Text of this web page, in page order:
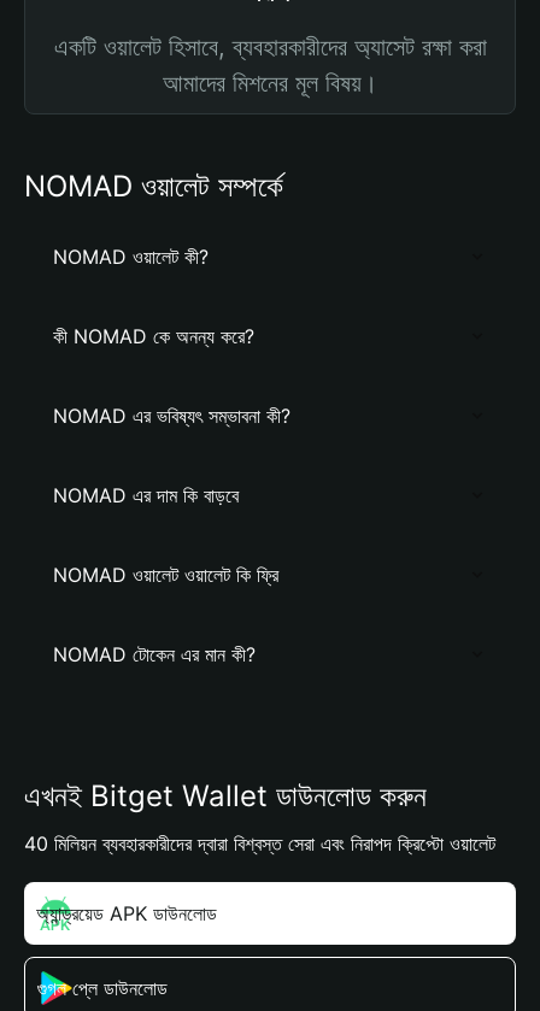
একটি ওয়ালেট হিসাবে, ব্যবহারকারীদের অ্যাসেট রক্ষা করা
আমাদের মিশনের মূল বিষয়।
NOMAD ওয়ালেট সম্পর্কে
NOMAD ওয়ালেট কী?
কী NOMAD কে অনন্য করে?
NOMAD এর ভবিষ্যৎ সম্ভাবনা কী?
NOMAD এর দাম কি বাড়বে
NOMAD ওয়ালেট ওয়ালেট কি ফ্রি
NOMAD টোকেন এর মান কী?
এখনই Bitget Wallet ডাউনলোড করুন
40 মিলিয়ন ব্যবহারকারীদের দ্বারা বিশ্বস্ত সেরা এবং নিরাপদ ক্রিপ্টো ওয়ালেট
অ্যান্ড্রয়েড APK ডাউনলোড
গুগল প্লে ডাউনলোড